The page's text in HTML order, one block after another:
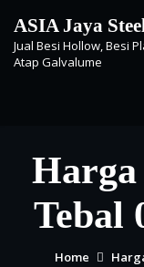
content
ASIA Jaya
Jual Besi Hollow, Besi
Atap Galvalume
Harga
Tebal
Home